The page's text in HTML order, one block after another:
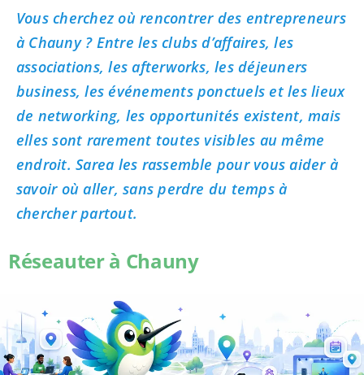
Vous cherchez où rencontrer des entrepreneurs
à Chauny ? Entre les clubs d’affaires, les
associations, les afterworks, les déjeuners
business, les événements ponctuels et les lieux
de networking, les opportunités existent, mais
elles sont rarement toutes visibles au même
endroit. Sarea les rassemble pour vous aider à
savoir où aller, sans perdre du temps à
chercher partout.
Réseauter à Chauny